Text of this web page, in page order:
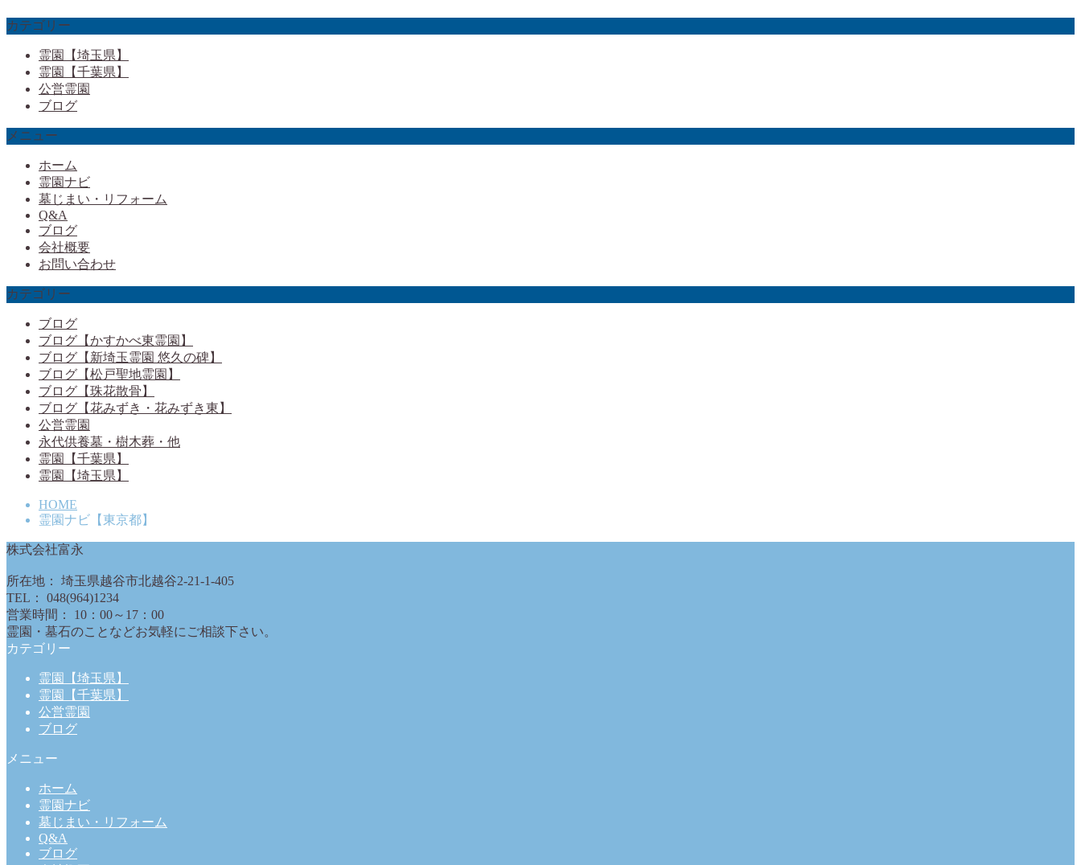
カテゴリー
霊園【埼玉県】
霊園【千葉県】
公営霊園
ブログ
メニュー
ホーム
霊園ナビ
墓じまい・リフォーム
Q&A
ブログ
会社概要
お問い合わせ
カテゴリー
ブログ
ブログ【かすかべ東霊園】
ブログ【新埼玉霊園 悠久の碑】
ブログ【松戸聖地霊園】
ブログ【珠花散骨】
ブログ【花みずき・花みずき東】
公営霊園
永代供養墓・樹木葬・他
霊園【千葉県】
霊園【埼玉県】
HOME
霊園ナビ【東京都】
株式会社富永
所在地： 埼玉県越谷市北越谷2-21-1-405
TEL： 048(964)1234
営業時間： 10：00～17：00
霊園・墓石のことなどお気軽にご相談下さい。
カテゴリー
霊園【埼玉県】
霊園【千葉県】
公営霊園
ブログ
メニュー
ホーム
霊園ナビ
墓じまい・リフォーム
Q&A
ブログ